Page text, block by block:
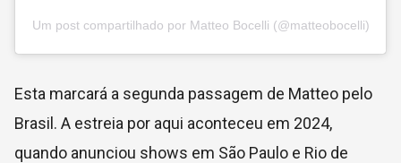
Um post compartilhado por Matteo Bocelli (@matteobocelli)
Esta marcará a segunda passagem de Matteo pelo
Brasil. A estreia por aqui aconteceu em 2024,
quando anunciou shows em São Paulo e Rio de